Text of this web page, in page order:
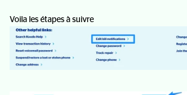
Voila les étapes à suivre